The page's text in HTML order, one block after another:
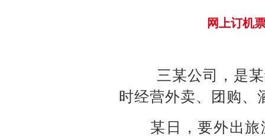
网上订机
三某公司，是
时经营外卖、团购、
某日，要外出旅